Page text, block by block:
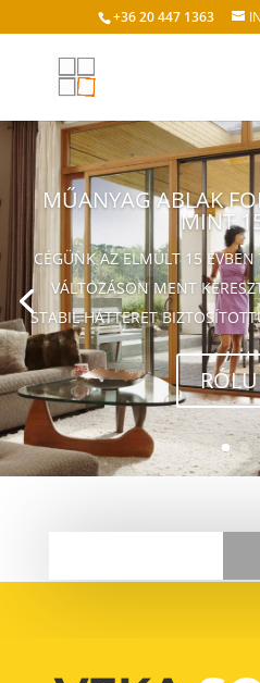
+36 20 447 1363
MŰANYAG ABLAK
MINT
CÉGÜNK AZ ELMÚLT 15
VÁLTOZÁSON MENT
STABIL HÁTTERET